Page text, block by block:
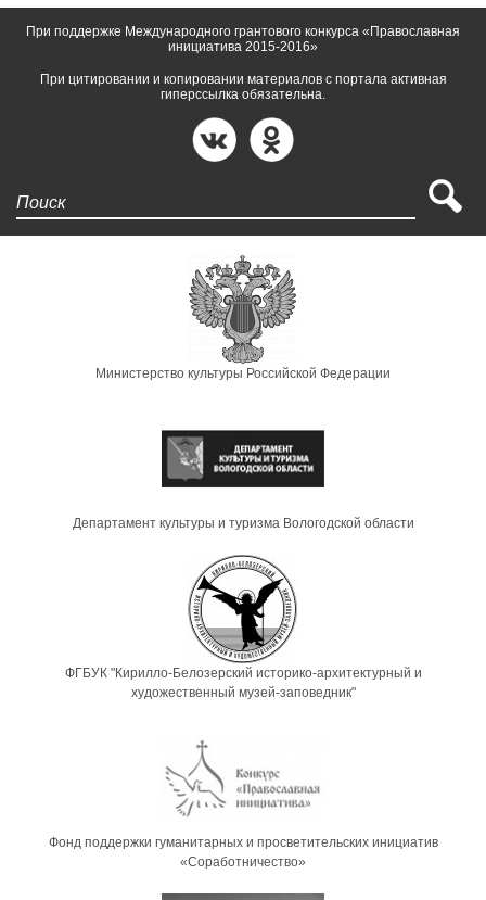
При поддержке Международного грантового конкурса «Православная
инициатива 2015-2016»
При цитировании и копировании материалов с портала активная
гиперссылка обязательна.
Министерство культуры Российской Федерации
Департамент культуры и туризма Вологодской области
ФГБУК "Кирилло-Белозерский историко-архитектурный и
художественный музей-заповедник"
Фонд поддержки гуманитарных и просветительских инициатив
«Соработничество»